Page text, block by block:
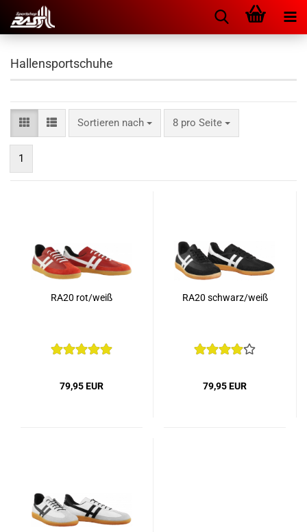
Hallensportschuhe
Sortieren nach
Sortieren nach 8 pro Seite
pro Seite
1
RA20 rot/weiß
79,95 EUR
RA20 schwarz/weiß
79,95 EUR